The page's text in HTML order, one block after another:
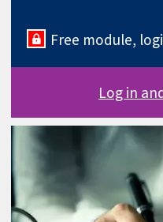
Free module,
Log in